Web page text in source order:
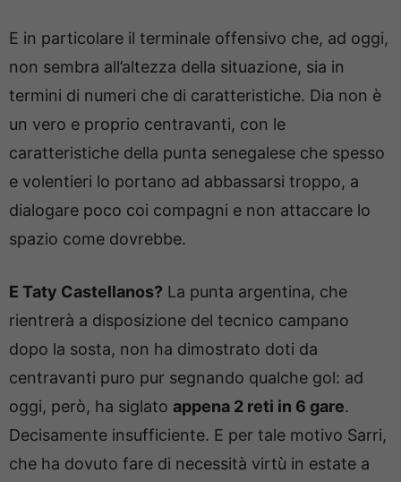
E in particolare il terminale offensivo che, ad oggi,
non sembra all’altezza della situazione, sia in
termini di numeri che di caratteristiche. Dia non è
un vero e proprio centravanti, con le
caratteristiche della punta senegalese che spesso
e volentieri lo portano ad abbassarsi troppo, a
dialogare poco coi compagni e non attaccare lo
spazio come dovrebbe.
E Taty Castellanos? La punta argentina, che
rientrerà a disposizione del tecnico campano
dopo la sosta, non ha dimostrato doti da
centravanti puro pur segnando qualche gol: ad
oggi, però, ha siglato appena 2 reti in 6 gare.
Decisamente insufficiente. E per tale motivo Sarri,
che ha dovuto fare di necessità virtù in estate a